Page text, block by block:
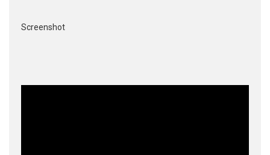
Screenshot